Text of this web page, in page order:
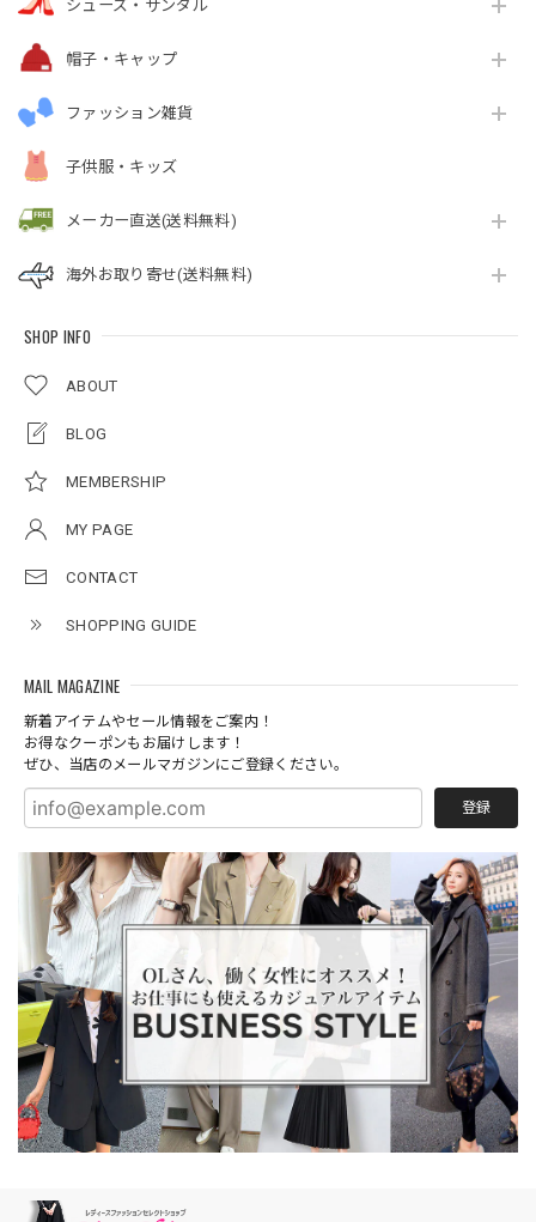
シューズ・サンダル
帽子・キャップ
ファッション雑貨
子供服・キッズ
メーカー直送(送料無料)
海外お取り寄せ(送料無料)
SHOP INFO
ABOUT
BLOG
MEMBERSHIP
MY PAGE
CONTACT
SHOPPING GUIDE
MAIL MAGAZINE
新着アイテムやセール情報をご案内！
お得なクーポンもお届けします！
ぜひ、当店のメールマガジンにご登録ください。
登録